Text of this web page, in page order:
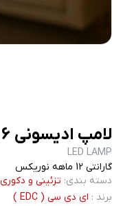
لامپ ادیسونی 6 وات مدل گلابی
LED LAMP
گارانتی 12 ماهه نوریکس
دسته بندی: تزئینی و دکوری
برند : ای دی سی ( EDC )